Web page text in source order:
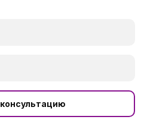
Получить консультацию